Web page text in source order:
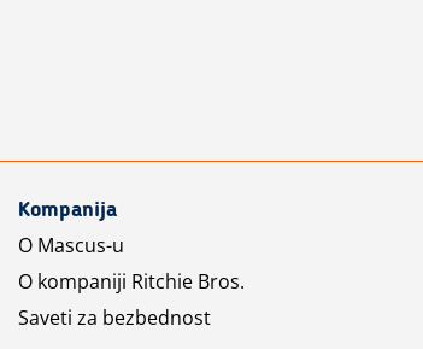
Kompanija
O Mascus-u
O kompaniji Ritchie Bros.
Saveti za bezbednost